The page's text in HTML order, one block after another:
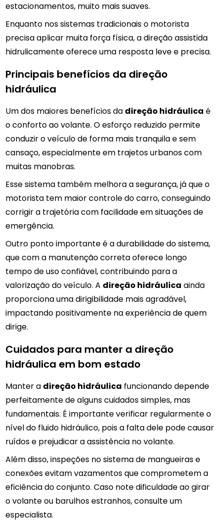
estacionamentos, muito mais suaves.
Enquanto nos sistemas tradicionais o motorista
precisa aplicar muita força física, a direção assistida
hidrulicamente oferece uma resposta leve e precisa.
Principais benefícios da direção
hidráulica
Um dos maiores benefícios da direção hidráulica é
o conforto ao volante. O esforço reduzido permite
conduzir o veículo de forma mais tranquila e sem
cansaço, especialmente em trajetos urbanos com
muitas manobras.
Esse sistema também melhora a segurança, já que o
motorista tem maior controle do carro, conseguindo
corrigir a trajetória com facilidade em situações de
emergência.
Outro ponto importante é a durabilidade do sistema,
que com a manutenção correta oferece longo
tempo de uso confiável, contribuindo para a
valorização do veículo. A direção hidráulica ainda
proporciona uma dirigibilidade mais agradável,
impactando positivamente na experiência de quem
dirige.
Cuidados para manter a direção
hidráulica em bom estado
Manter a direção hidráulica funcionando depende
perfeitamente de alguns cuidados simples, mas
fundamentais. É importante verificar regularmente o
nível do fluido hidráulico, pois a falta dele pode causar
ruídos e prejudicar a assistência no volante.
Além disso, inspeções no sistema de mangueiras e
conexões evitam vazamentos que comprometem a
eficiência do conjunto. Caso note dificuldade ao girar
o volante ou barulhos estranhos, consulte um
especialista.